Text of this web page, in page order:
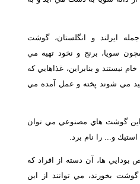
ايرلند و انگلستان، گوشت
سويا، برنج و نخود تهيه مي
نيستند و بنابراين، غذاهايي كه
مي شوند پخته و عمل آمده مي
اين گوشت هاي مصنوعي مي توان
و... را نام برد.
ها، آن دسته از افراد كه
گوشت بخورند، مي توانند از اين